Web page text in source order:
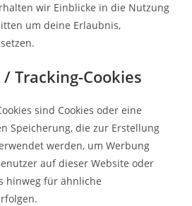
wir Einblicke in die Nutzung
um deine Erlaubnis,
Tracking-Cookies
sind Cookies oder eine
Speicherung, die zur Erstellung
werden, um Werbung
auf dieser Website oder
hinweg für ähnliche